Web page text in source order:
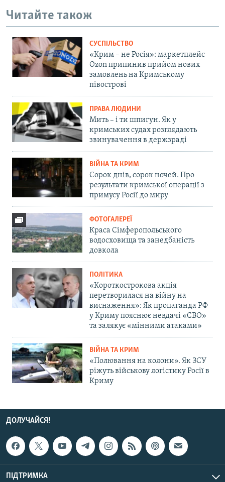
Читайте також
СУСПІЛЬСТВО
«Крим – не Росія»: маркетплейс
Ozon припинив прийом нових
замовлень на Кримському
півострові
ПРАВА ЛЮДИНИ
Мить – і ти шпигун. Як у
кримських судах розглядають
звинувачення в держзраді
ВІЙНА ТА КРИМ
Сорок днів, сорок ночей. Про
результати кримської операції з
примусу Росії до миру
ФОТОГАЛЕРЕЇ
Краса Сімферопольського
водосховища та занедбаність
довкола
ПОЛІТИКА
«Короткострокова акція
перетворилася на війну на
виснаження»: Як пропаганда РФ
у Криму пояснює невдачі «СВО»
та залякує «мінними атаками»
ВІЙНА ТА КРИМ
«Полювання на колони». Як ЗСУ
ріжуть військову логістику Росії в
Криму
ДОЛУЧАЙСЯ!
ПІДТРИМКА